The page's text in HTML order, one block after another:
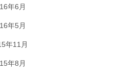
年6月
年5月
年11月
年8月